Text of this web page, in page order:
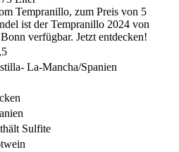
Tempranillo, zum Preis von 5
ist der Tempranillo 2024 von
verfügbar. Jetzt entdecken!
La-Mancha/Spanien
Sulfite